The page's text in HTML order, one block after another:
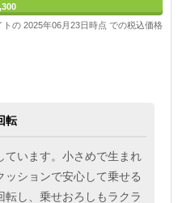
の 2025年06月23日時点 での税込価格
転
ています。小さめで生まれ
ッションで安心して乗せる
転し、乗せおろしもラクラ